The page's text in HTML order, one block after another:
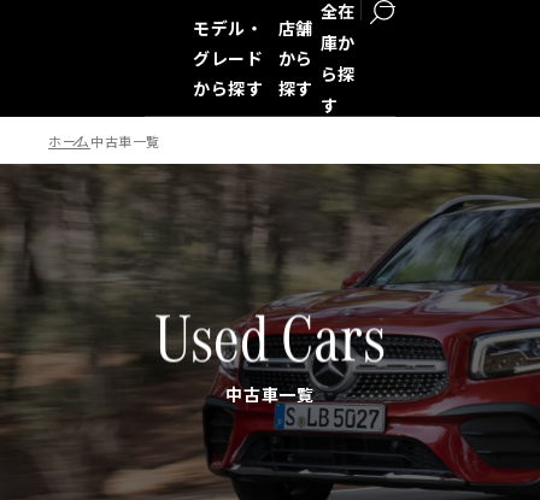
モデル・
グレード
から探す
店舗
から
探す
全在
庫か
ら探
す
検索
ホーム中古車一覧
Used Cars
中古車一覧